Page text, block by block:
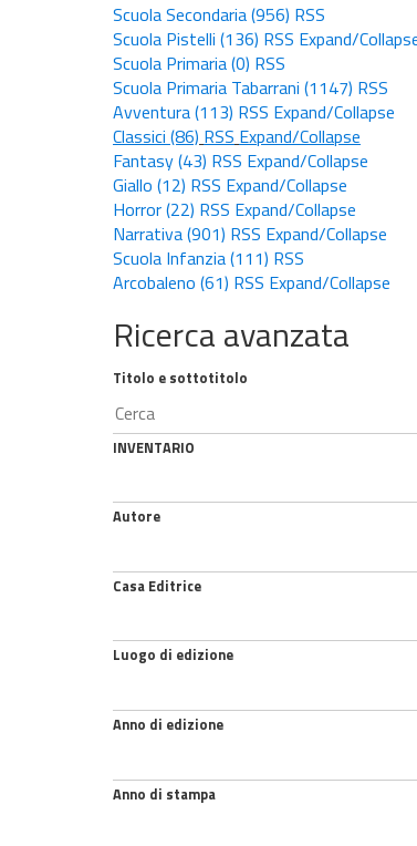
Scuola Secondaria(956) RSS
Scuola Pistelli (136) RSS Expand/
Scuola Primaria(0) RSS
Scuola Primaria Tabarrani (1147) RSS
Avventura(113) RSS Expand/Collapse
Classici (86) RSS Expand/Collapse
Fantasy(43) RSS Expand/Collapse
Giallo (12) RSS Expand/Collapse
Horror(22) RSS Expand/Collapse
Narrativa(901) RSS Expand/Collapse
Scuola Infanzia(111) RSS
Arcobaleno (61) RSS Expand/Collapse
Ricerca avanzata
Titolo e sottotitolo
INVENTARIO
Autore
Casa Editrice
Luogo di edizione
Anno di edizione
Anno di stampa